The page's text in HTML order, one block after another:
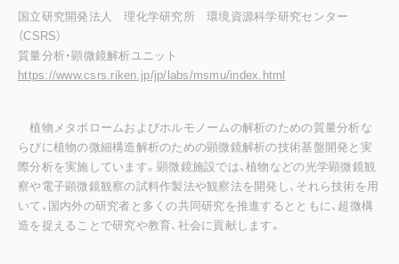
国立研究開発法人 理化学研究所 環境資源科学研究センター
（CSRS）
質量分析・顕微鏡解析ユニット
https://www.csrs.riken.jp/jp/labs/msmu/index.html
植物メタボロームおよびホルモノームの解析のための質量分析な
らびに植物の微細構造解析のための顕微鏡解析の技術基盤開発と実
際分析を実施しています。顕微鏡施設では、植物などの光学顕微鏡観
察や電子顕微鏡観察の試料作製法や観察法を開発し、それら技術を用
いて、国内外の研究者と多くの共同研究を推進するとともに、超微構
造を捉えることで研究や教育、社会に貢献します。